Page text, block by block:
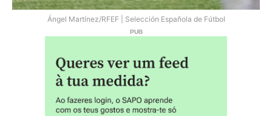
Ángel Martínez/RFEF | Selección Española de Fútbol